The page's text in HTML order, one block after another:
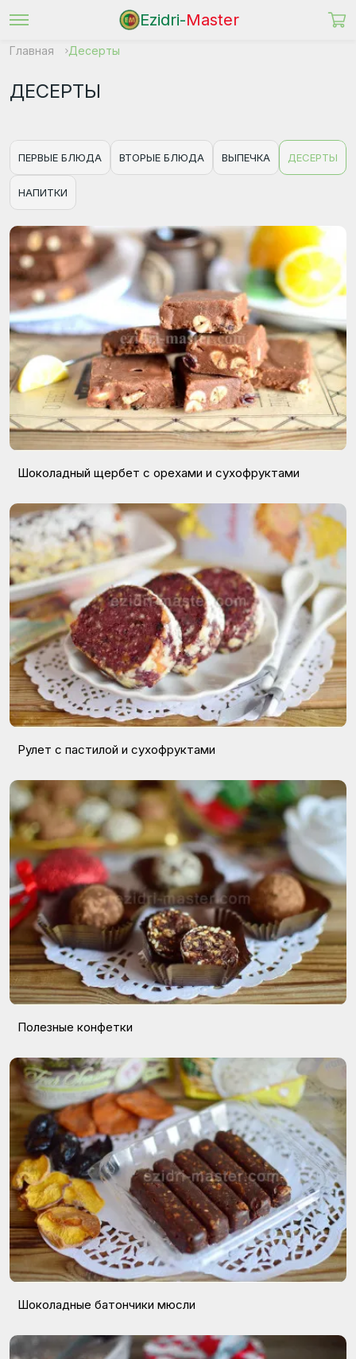
Ezidri-Master
Главная Десерты
ДЕСЕРТЫ
ПЕРВЫЕ БЛЮДА ВТОРЫЕ БЛЮДА ВЫПЕЧКА ДЕСЕРТЫ
НАПИТКИ
Шоколадный щербет с орехами и сухофруктами
Рулет с пастилой и сухофруктами
Полезные конфетки
Шоколадные батончики мюсли